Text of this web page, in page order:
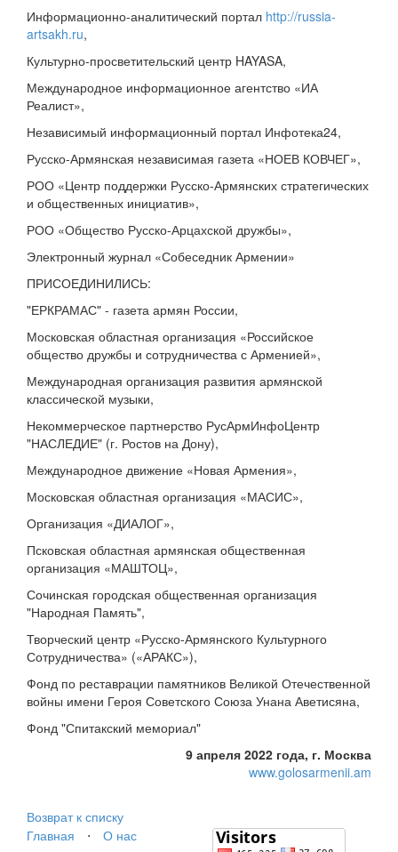
Информационно-аналитический портал http://russia-
artsakh.ru,
Культурно-просветительский центр HAYASA,
Международное информационное агентство «ИА
Реалист»,
Независимый информационный портал Инфотека24,
Русско-Армянская независимая газета «НОЕВ КОВЧЕГ»,
РОО «Центр поддержки Русско-Армянских стратегических
и общественных инициатив»,
РОО «Общество Русско-Арцахской дружбы»,
Электронный журнал «Собеседник Армении»
ПРИСОЕДИНИЛИСЬ:
"ЕРКРАМАС" - газета армян России,
Московская областная организация «Российское
общество дружбы и сотрудничества с Арменией»,
Международная организация развития армянской
классической музыки,
Некоммерческое партнерство РусАрмИнфоЦентр
"НАСЛЕДИЕ" (г. Ростов на Дону),
Международное движение «Новая Армения»,
Московская областная организация «МАСИС»,
Организация «ДИАЛОГ»,
Псковская областная армянская общественная
организация «МАШТОЦ»,
Сочинская городская общественная организация
"Народная Память",
Творческий центр «Русско-Армянского Культурного
Сотрудничества» («АРАКС»),
Фонд по реставрации памятников Великой Отечественной
войны имени Героя Советского Союза Унана Аветисяна,
Фонд "Спитакский мемориал"
9 апреля 2022 года, г. Москва
www.golosarmenii.am
Возврат к списку
Главная
⋅ О нас